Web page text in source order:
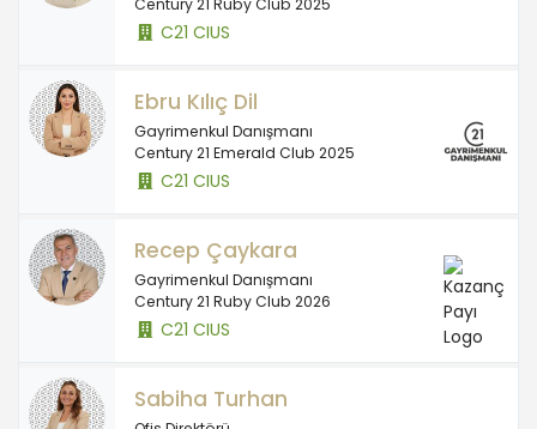
C21 CIUS
Ebru Kılıç Dil
Gayrimenkul Danışmanı
Century 21 Emerald Club 2025
C21 CIUS
Recep Çaykara
Gayrimenkul Danışmanı
Century 21 Ruby Club 2026
C21 CIUS
Sabiha Turhan